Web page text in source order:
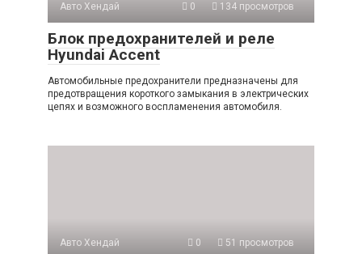
Авто Хендай 0 134 просмотров
Блок предохранителей и реле
Hyundai Accent
Автомобильные предохранители предназначены для
предотвращения короткого замыкания в электрических
цепях и возможного воспламенения автомобиля.
Авто Хендай 0 51 просмотров